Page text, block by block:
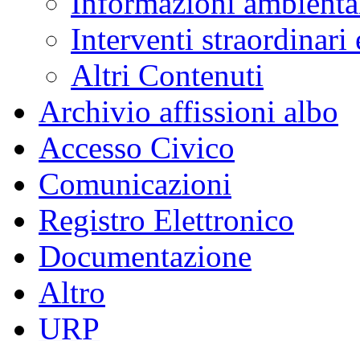
Interventi straordinari
Altri Contenuti
Archivio affissioni albo
Accesso Civico
Comunicazioni
Registro Elettronico
Documentazione
Altro
URP